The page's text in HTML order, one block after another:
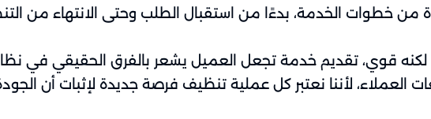
خطوات الخدمة، بدءًا من استقبال الطلب وحتى الانتهاء من
قوي، تقديم خدمة تجعل العميل يشعر بالفرق الحقيقي في
العملاء، لأننا نعتبر كل عملية تنظيف فرصة جديدة لإثبات أن